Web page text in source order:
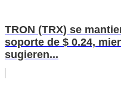
TRON (TRX) se
soporte de $ 0.24,
sugieren...